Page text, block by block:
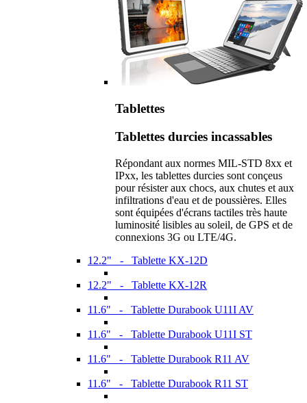
Tablettes
Tablettes durcies incassables
Répondant aux normes MIL-STD 8xx et
IPxx, les tablettes durcies sont conçeus
pour résister aux chocs, aux chutes et aux
infiltrations d'eau et de poussières. Elles
sont équipées d'écrans tactiles très haute
luminosité lisibles au soleil, de GPS et de
connexions 3G ou LTE/4G.
12.2" - Tablette KX-12D
12.2" - Tablette KX-12R
11.6" - Tablette Durabook U11I AV
11.6" - Tablette Durabook U11I ST
11.6" - Tablette Durabook R11 AV
11.6" - Tablette Durabook R11 ST